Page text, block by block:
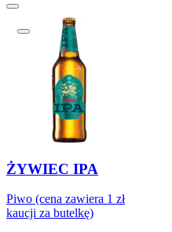
ŻYWIEC IPA
Piwo (cena zawiera 1 zł
kaucji za butelkę)